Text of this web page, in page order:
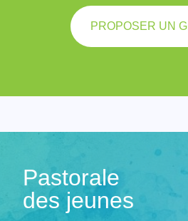
PROPOSER UN
Pastorale
des jeunes